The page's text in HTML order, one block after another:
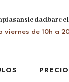
viernes de 10h a
PRECIO